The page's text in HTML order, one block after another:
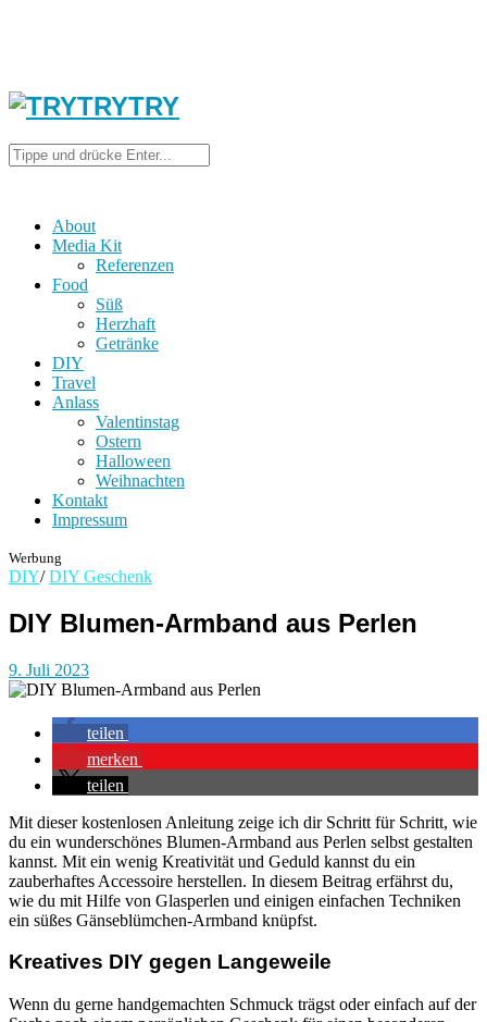
About
Media Kit
Referenzen
Food
Süß
Herzhaft
Getränke
DIY
Travel
Anlass
Valentinstag
Ostern
Halloween
Weihnachten
Kontakt
Impressum
Werbung
DIY/ DIY Geschenk
DIY Blumen-Armband aus Perlen
9. Juli 2023
teilen
merken
teilen
Mit dieser kostenlosen Anleitung zeige ich dir Schritt für Schritt, wie
du ein wunderschönes Blumen-Armband aus Perlen selbst gestalten
kannst. Mit ein wenig Kreativität und Geduld kannst du ein
zauberhaftes Accessoire herstellen. In diesem Beitrag erfährst du,
wie du mit Hilfe von Glasperlen und einigen einfachen Techniken
ein süßes Gänseblümchen-Armband knüpfst.
Kreatives DIY gegen Langeweile
Wenn du gerne handgemachten Schmuck trägst oder einfach auf der